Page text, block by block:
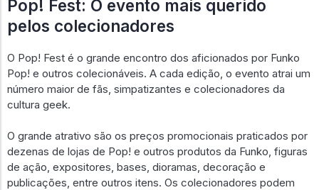
Pop! Fest: O evento mais querido
pelos colecionadores
O Pop! Fest é o grande encontro dos aficionados por Funko
Pop! e outros colecionáveis. A cada edição, o evento atrai um
número maior de fãs, simpatizantes e colecionadores da
cultura geek.
O grande atrativo são os preços promocionais praticados por
dezenas de lojas de Pop! e outros produtos da Funko, figuras
de ação, expositores, bases, dioramas, decoração e
publicações, entre outros itens. Os colecionadores podem